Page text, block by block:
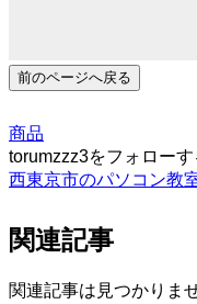
前のページへ戻る
商品
torumzzz3をフォローす
西東京市のパソコン
関連記事
関連記事は見つかりま